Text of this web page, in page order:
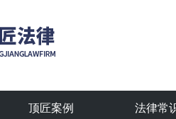
所
顶匠案例 法律常